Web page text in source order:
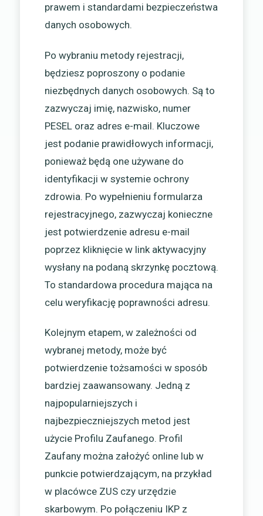
prawem i standardami bezpieczeństwa
danych osobowych.
Po wybraniu metody rejestracji,
będziesz poproszony o podanie
niezbędnych danych osobowych. Są to
zazwyczaj imię, nazwisko, numer
PESEL oraz adres e-mail. Kluczowe
jest podanie prawidłowych informacji,
ponieważ będą one używane do
identyfikacji w systemie ochrony
zdrowia. Po wypełnieniu formularza
rejestracyjnego, zazwyczaj konieczne
jest potwierdzenie adresu e-mail
poprzez kliknięcie w link aktywacyjny
wysłany na podaną skrzynkę pocztową.
To standardowa procedura mająca na
celu weryfikację poprawności adresu.
Kolejnym etapem, w zależności od
wybranej metody, może być
potwierdzenie tożsamości w sposób
bardziej zaawansowany. Jedną z
najpopularniejszych i
najbezpieczniejszych metod jest
użycie Profilu Zaufanego. Profil
Zaufany można założyć online lub w
punkcie potwierdzającym, na przykład
w placówce ZUS czy urzędzie
skarbowym. Po połączeniu IKP z